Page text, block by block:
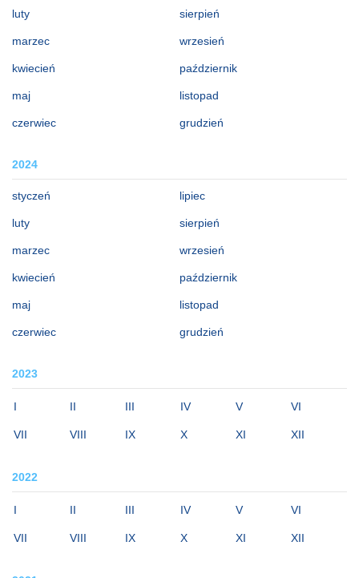
luty
marzec
kwiecień
maj
czerwiec
sierpień
wrzesień
październik
listopad
grudzień
2024
styczeń
luty
marzec
kwiecień
maj
czerwiec
lipiec
sierpień
wrzesień
październik
listopad
grudzień
2023
I II III IV V VI
VII VIII IX X XI XII
2022
I II III IV V VI
VII VIII IX X XI XII